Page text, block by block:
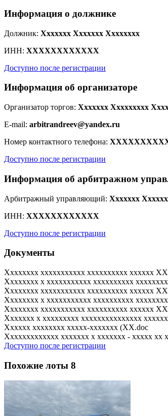
Информация о должнике
Должник: Xxxxxxx Xxxxxxx Xxxxxxxx
ИНН: XXXXXXXXXXXX
Доступно после регистрации
Информация об организаторе
Организатор торгов: Xxxxxxx Xxxxxxxxx
E-mail: arbitrandreev@yandex.ru
Номер контактного телефона:
Доступно после регистрации
Информация об арбитражном
Арбитражный управляющий: Xxxxxxx
ИНН: XXXXXXXXXXXX
Доступно после регистрации
Документы
Xxxxxxxx xxxxxxxxxxx xxxxxxxxxx xxxxxx
Xxxxxxxx x xxxxxxxxxxx xxxxxxxxxx
Xxxxxxxx xxxxxxxxxxx xxxxxxxxxx xxxxxx
Xxxxxxxx x xxxxxxxxxxx xxxxxxxxxx
Xxxxxxxx xxxxxxxxxxx xxxxxxxxxx xxxxxx
Xxxxxxx x xxxxxxxxx xxxxxxxxxxxxxxx
Xxxxxx xxxxxxxx xxxxx-xxxxxxx (XX.doc
Xxxxxxxxxxxxx xxxxxxx x xxxxxxx - xxxxx xx
Доступно после регистрации
Похожие лоты 8